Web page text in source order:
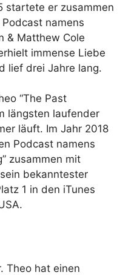
startete er zusammen
Podcast namens
& Matthew Cole
immense Liebe
lief drei Jahre lang.
“The Past
längsten laufender
läuft. Im Jahr 2018
Podcast namens
zusammen mit
bekanntester
1 in den iTunes
Theo hat einen